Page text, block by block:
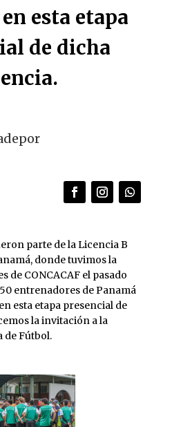
esta etapa
de dicha
parte de la Licencia B
donde tuvimos la
de CONCACAF el pasado
entrenadores de Panamá
esta etapa presencial de
la invitación a la
de Fútbol.